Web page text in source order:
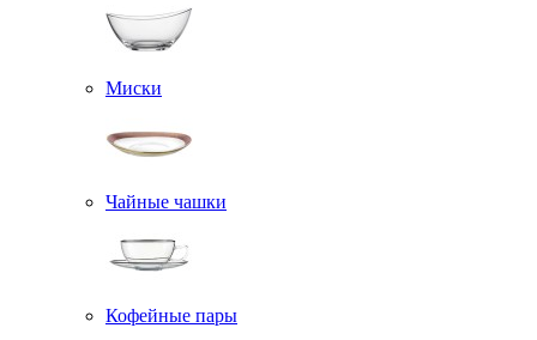
Миски
Чайные чашки
Кофейные пары